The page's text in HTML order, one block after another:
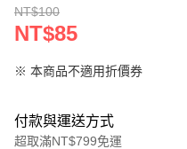
NT$100
NT$85
※ 本商品不適用折價券
付款與運送方式
超取滿NT$799免運